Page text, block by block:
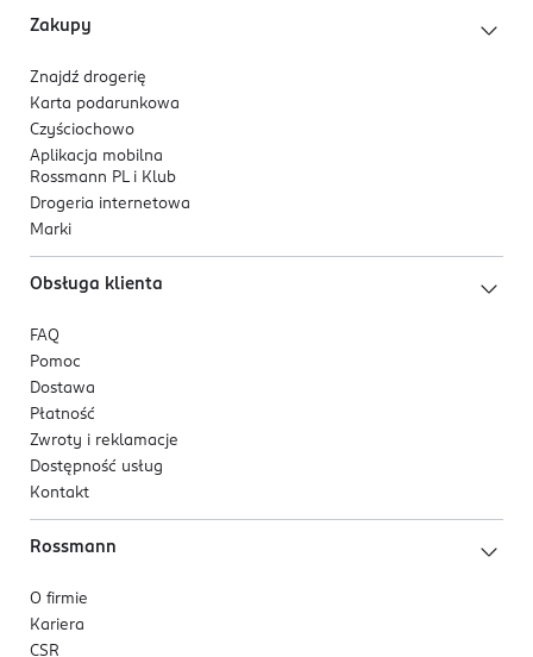
Zakupy
Znajdź drogerię
Karta podarunkowa
Czyściochowo
Aplikacja mobilna
Rossmann PL i Klub
Drogeria internetowa
Marki
Obsługa klienta
FAQ
Pomoc
Dostawa
Płatność
Zwroty i reklamacje
Dostępność usług
Kontakt
Rossmann
O firmie
Kariera
CSR